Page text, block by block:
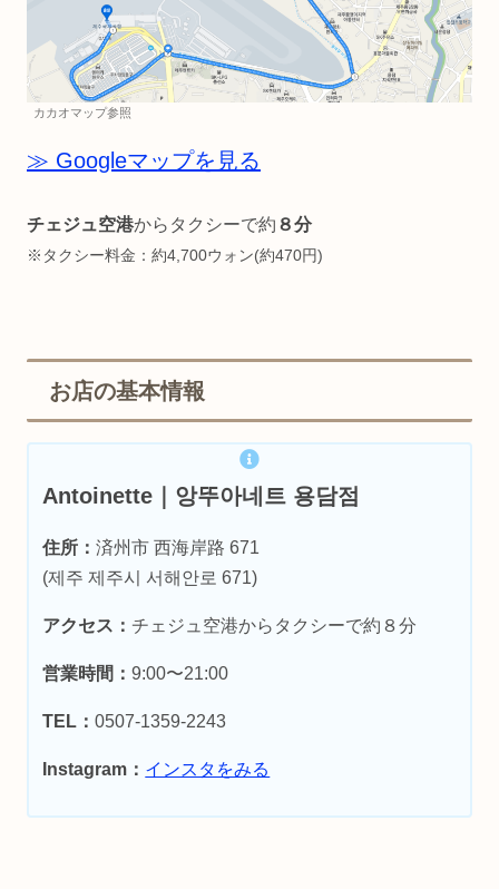
カカオマップ参照
≫ Googleマップを見る
チェジュ空港からタクシーで約 ８分
※タクシー料金：約4,700ウォン(約470円)
お店の基本情報
Antoinette｜앙뚜아네트 용담점
住所：済州市 西海岸路 671
(제주 제주시 서해안로 671)
アクセス： チェジュ空港からタクシーで約８分
営業時間：9:00〜21:00
TEL：0507-1359-2243
Instagram： インスタをみる